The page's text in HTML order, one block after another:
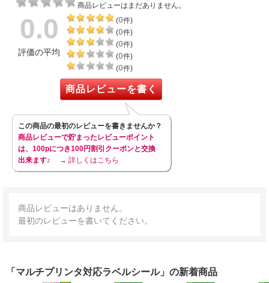
商品レビューはまだありません。
0.0
評価の平均
(0件)
(0件)
(0件)
(0件)
(0件)
商品レビューを書く
この商品の最初のレビューを書きませんか？
商品レビューで貯まったレビューポイント
は、100pにつき100円割引クーポンと交換
出来ます♪
→ 詳しくはこちら
商品レビューはありません。
最初のレビューを書いてください。
「マルチプリンタ対応ラベルシール」の新着商品